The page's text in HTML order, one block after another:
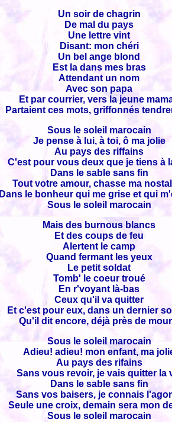
Un soir de chagrin
De mal du pays
Une lettre vint
Disant: mon chéri
Un bel ange blond
Est la dans mes bras
Attendant un nom
Avec son papa
Et par courrier, vers la jeune
Partaient ces mots, griffonnés
Sous le soleil marocain
Je pense à lui, à toi, ô ma jolie
Au pays des riffains
C'est pour vous deux que je tiens à
Dans le sable sans fin
Tout votre amour, chasse ma
Dans le bonheur qui me grise et qui
Sous le soleil marocain
Mais des burnous blancs
Et des coups de feu
Alertent le camp
Quand fermant les yeux
Le petit soldat
Tomb' le coeur troué
En r'voyant là-bas
Ceux qu'il va quitter
Et c'est pour eux, dans un dernier
Qu'il dit encore, déjà près de
Sous le soleil marocain
Adieu! adieu! mon enfant, ma
Au pays des rifains
Sans vous revoir, je vais quitter la
Dans le sable sans fin
Sans vos baisers, je connais
Seule une croix, demain sera mon
Sous le soleil marocain